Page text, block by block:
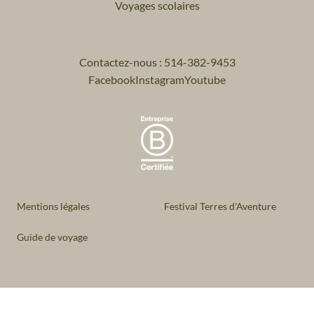
Voyages scolaires
Contactez-nous : 514-382-9453
FacebookInstagramYoutube
Mentions légales Festival Terres d'Aventure
Guide de voyage